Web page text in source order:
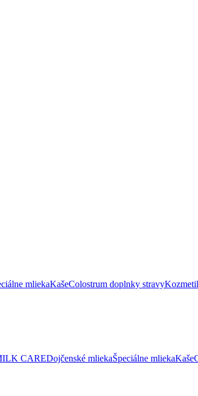
mliekaKašeColostrum doplnky stravy
CAREDojčenské mliekaŠpeciálne mliekaKaše